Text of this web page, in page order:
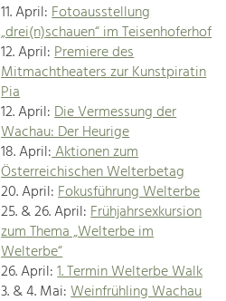
11. April:Fotoausstellung
„drei(n)schauen“ im Teisenhoferhof
12. April:Premiere des
Mitmachtheaters zur Kunstpiratin
Pia
12. April:Die Vermessung der
Wachau: Der Heurige
18. April:Aktionen zum
Österreichischen Welterbetag
20. April:Fokusführung Welterbe
25. & 26. April:Frühjahrsexkursion
zum Thema „Welterbe im
Welterbe“
26. April:1. Termin Welterbe Walk
3. & 4. Mai:Weinfrühling Wachau